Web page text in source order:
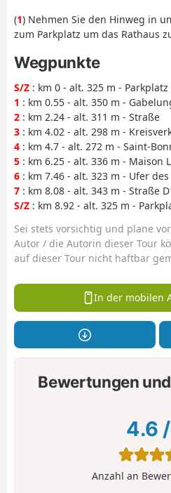
(1) Nehmen Sie den Hinweg in
zum Parkplatz um das Rathaus
Wegpunkte
S/Z : km 0 - alt. 325 m -
1 : km 0.55 - alt. 350 m -
2 : km 2.24 - alt. 311 m - Straße
3 : km 4.02 - alt. 298 m -
4 : km 4.7 - alt. 272 m - Saint-
5 : km 6.25 - alt. 336 m - Maison
6 : km 7.46 - alt. 323 m - Ufer des
7 : km 8.08 - alt. 343 m - Straße
S/Z : km 8.92 - alt. 325 m -
Sei stets vorsichtig und plane
Autor / die Autorin dieser Tour
auf dieser Tour nicht haftbar
In der mobilen
Bewertungen
4.6 /
Anzahl an